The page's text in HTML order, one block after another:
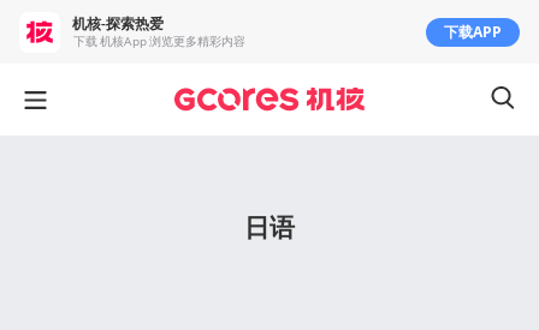
日语
机核-探索热爱
下载 机核App 浏览更多精彩内容 下载APP